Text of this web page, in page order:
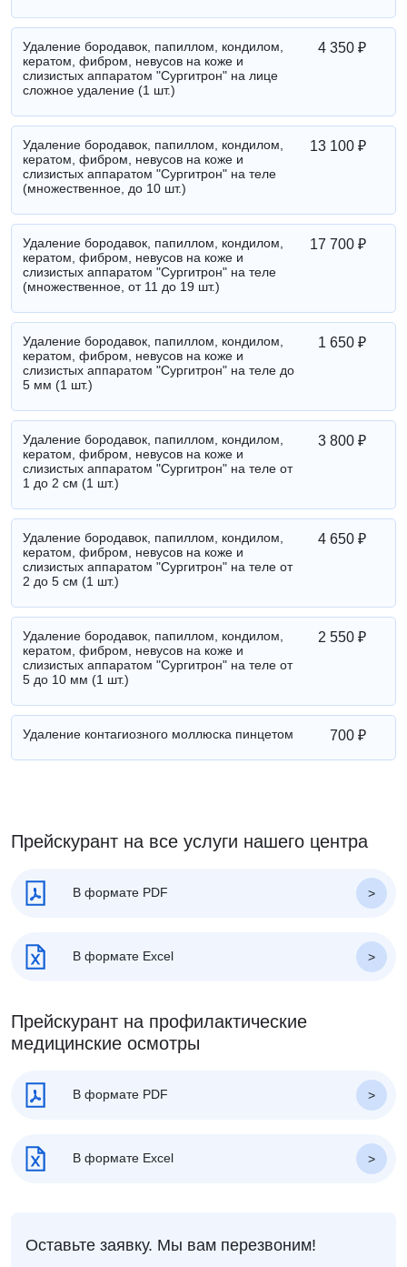
Удаление бородавок, папиллом, кондилом,
кератом, фибром, невусов на коже и
слизистых аппаратом "Сургитрон" на лице
сложное удаление (1 шт.)
4 350 ₽
Удаление бородавок, папиллом, кондилом,
кератом, фибром, невусов на коже и
слизистых аппаратом "Сургитрон" на теле
(множественное, до 10 шт.)
13 100 ₽
Удаление бородавок, папиллом, кондилом,
кератом, фибром, невусов на коже и
слизистых аппаратом "Сургитрон" на теле
(множественное, от 11 до 19 шт.)
17 700 ₽
Удаление бородавок, папиллом, кондилом,
кератом, фибром, невусов на коже и
слизистых аппаратом "Сургитрон" на теле до
5 мм (1 шт.)
1 650 ₽
Удаление бородавок, папиллом, кондилом,
кератом, фибром, невусов на коже и
слизистых аппаратом "Сургитрон" на теле от
1 до 2 см (1 шт.)
3 800 ₽
Удаление бородавок, папиллом, кондилом,
кератом, фибром, невусов на коже и
слизистых аппаратом "Сургитрон" на теле от
2 до 5 см (1 шт.)
4 650 ₽
Удаление бородавок, папиллом, кондилом,
кератом, фибром, невусов на коже и
слизистых аппаратом "Сургитрон" на теле от
5 до 10 мм (1 шт.)
2 550 ₽
Удаление контагиозного моллюска пинцетом 700 ₽
Прейскурант на все услуги нашего центра
В формате PDF
В формате Excel
Прейскурант на профилактические
медицинские осмотры
В формате PDF
В формате Excel
Оставьте заявку. Мы вам перезвоним!